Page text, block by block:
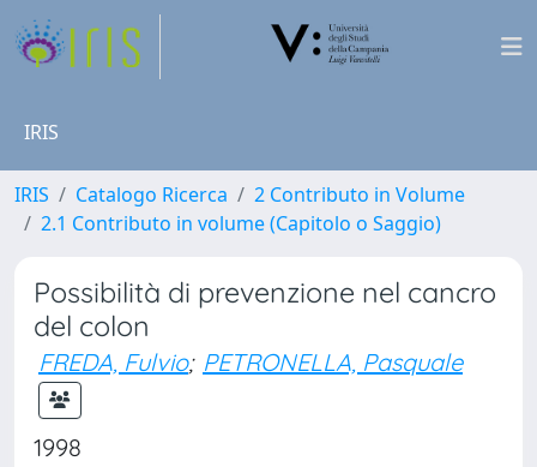
IRIS
IRIS Catalogo Ricerca
2 Contributo in Volume
2.1 Contributo in volume (Capitolo o Saggio)
Possibilità di prevenzione nel cancro
del colon
FREDA, Fulvio; PETRONELLA, Pasquale
1998